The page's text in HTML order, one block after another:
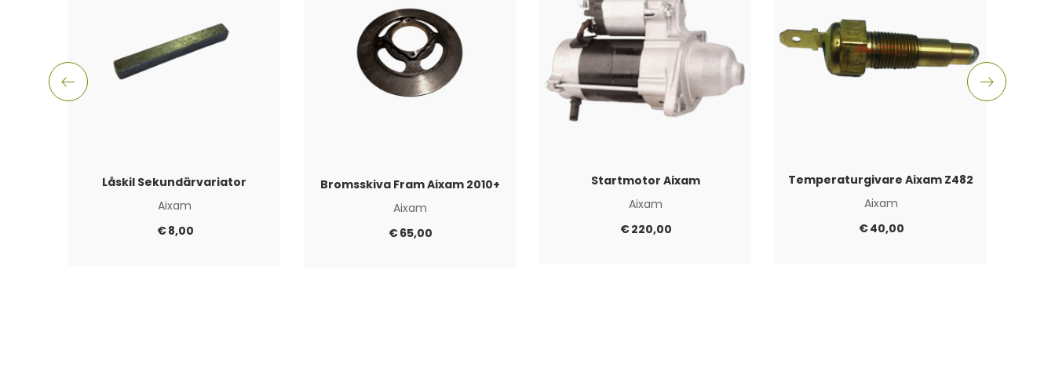
Låskil Sekundärvariator
Aixam
€8,00
Bromsskiva Fram Aixam 2010+
Aixam
€65,00
Startmotor Aixam
Aixam
€220,00
Temperaturgivare Aixam Z482
Aixam
€40,00